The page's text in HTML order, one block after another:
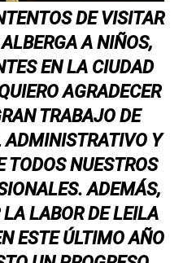
DE VISITAR
A NIÑOS,
EN LA CIUDAD
AGRADECER
TRABAJO DE
ADMINISTRATIVO Y
TODOS NUESTROS
ADEMÁS,
LABOR DE LEILA
ESTE ÚLTIMO AÑO